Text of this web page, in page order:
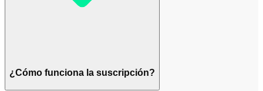
¿Cómo funciona la suscripción?